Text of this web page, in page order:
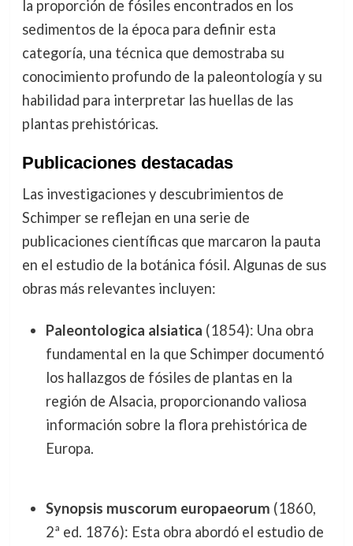
la proporción de fósiles encontrados en los
sedimentos de la época para definir esta
categoría, una técnica que demostraba su
conocimiento profundo de la paleontología y su
habilidad para interpretar las huellas de las
plantas prehistóricas.
Publicaciones destacadas
Las investigaciones y descubrimientos de
Schimper se reflejan en una serie de
publicaciones científicas que marcaron la pauta
en el estudio de la botánica fósil. Algunas de sus
obras más relevantes incluyen:
Paleontologica alsiatica (1854): Una obra
fundamental en la que Schimper documentó
los hallazgos de fósiles de plantas en la
región de Alsacia, proporcionando valiosa
información sobre la flora prehistórica de
Europa.
Synopsis muscorum europaeorum (1860,
2ª ed. 1876): Esta obra abordó el estudio de